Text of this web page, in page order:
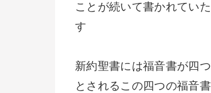
ことが続いて書かれてい
す
新約聖書には福音書が四
とされるこの四つの福音